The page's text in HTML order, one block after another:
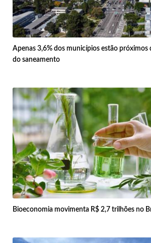
Apenas 3,6% dos municípios estão próximos
do saneamento
Bioeconomia movimenta R$ 2,7 trilhões no